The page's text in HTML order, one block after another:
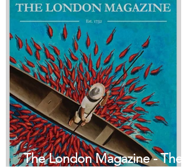
The London Magazine - The